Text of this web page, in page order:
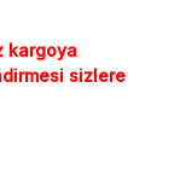
kargoya
sizlere